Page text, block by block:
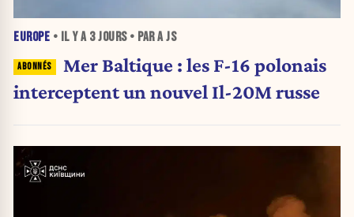
EUROPE • IL Y A 3 JOURS• PAR A JS
Mer Baltique : les F-16 polonais
interceptent un nouvel Il-20M russe